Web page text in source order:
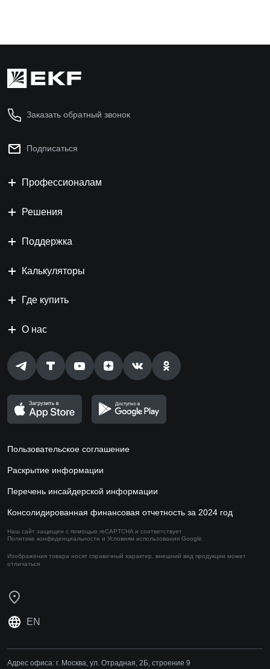
Заказать обратный звонок
Подписаться
Профессионалам
Решения
Поддержка
Калькуляторы
Где купить
О нас
Пользовательское соглашение
Раскрытие информации
Перечень инсайдерской информации
Консолидированная финансовая отчетность за 2024 год
Наш сайт защищен с помощью reCAPTCHA и соответствует
Политике конфиденциальности и Условиям использования Google.
Изображения товара носят справочный характер, внешний вид продукции может
отличаться
EN
Адрес офиса: г. Москва, ул. Отрадная, 2Б, строение 9